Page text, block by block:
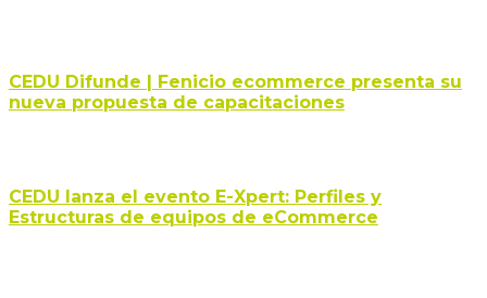
CEDU Difunde | Fenicio ecommerce presenta su
nueva propuesta de capacitaciones
CEDU lanza el evento E-Xpert: Perfiles y
Estructuras de equipos de eCommerce